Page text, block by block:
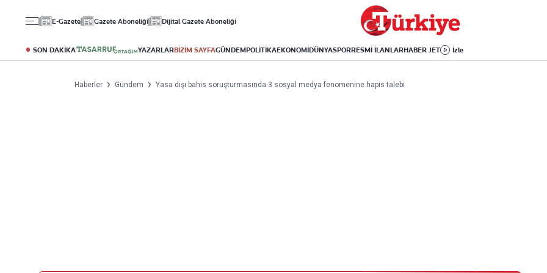
E-Gazete Gazete Aboneliği Dijital Gazete Aboneliği
SON DAKİKA YAZARLARBİZİM SAYFAGÜNDEMPOLİTİKAEKONOMİDÜNYASPORRESMİ İLANLARHABER JET İzle
Altın
Döviz
Kripto Para
Puan Durumu
Fikstür
Avrupa Ligi
Avrupa
Amerika
İsrail-Gazze
Yaşam
Sağlık
Yemek
Aktüel
Kitap
Haberler Gündem Yasa dışı bahis soruşturmasında 3 sosyal medya fenomenine hapis talebi